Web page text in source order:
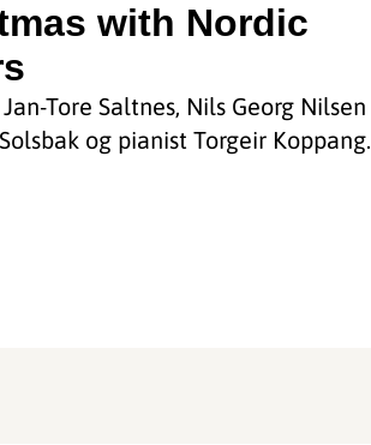
with Nordic
Tore Saltnes, Nils Georg Nilsen
og pianist Torgeir Koppang.